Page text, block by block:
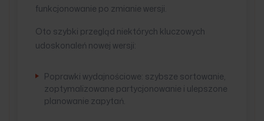
funkcjonowanie po zmianie wersji.
Oto szybki przegląd niektórych kluczowych
udoskonaleń nowej wersji:
Poprawki wydajnościowe: szybsze sortowanie,
zoptymalizowane partycjonowanie i ulepszone
planowanie zapytań.